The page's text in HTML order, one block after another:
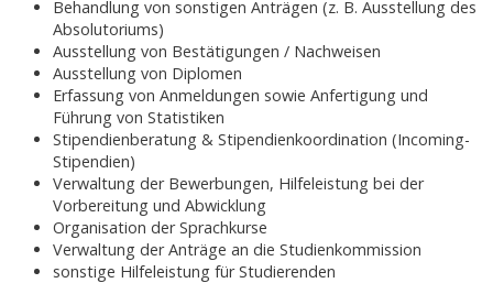
Behandlung von sonstigen Anträgen (z. B. Ausstellung des
Absolutoriums)
Ausstellung von Bestätigungen / Nachweisen
Ausstellung von Diplomen
Erfassung von Anmeldungen sowie Anfertigung und
Führung von Statistiken
Stipendienberatung & Stipendienkoordination (Incoming-
Stipendien)
Verwaltung der Bewerbungen, Hilfeleistung bei der
Vorbereitung und Abwicklung
Organisation der Sprachkurse
Verwaltung der Anträge an die Studienkommission
sonstige Hilfeleistung für Studierenden